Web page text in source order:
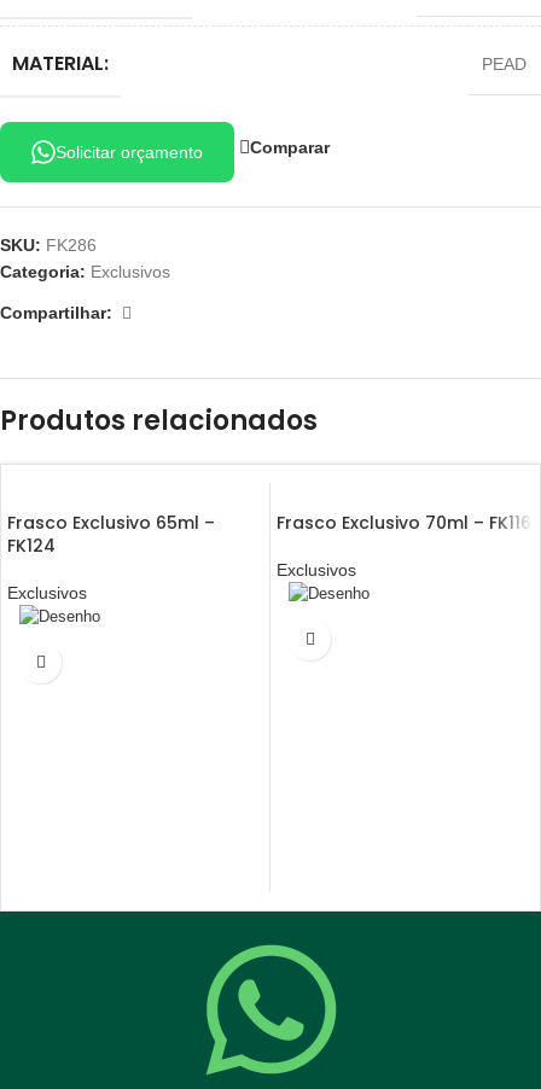
MATERIAL: PEAD
Solicitar orçamento Comparar
SKU: FK286
Categoria: Exclusivos
Compartilhar:
Produtos relacionados
Frasco Exclusivo 65ml –
FK124
Exclusivos
Frasco Exclusivo 70ml – FK116
Exclusivos